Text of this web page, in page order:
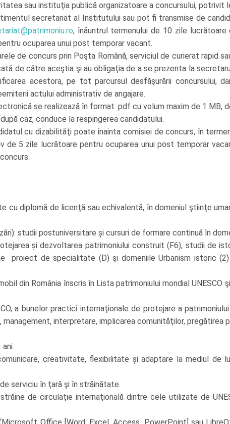
sau instituţia publică organizatoare a concursului, potrivit
secretariat al Institutului sau pot fi transmise de
, înăuntrul termenului de 10 zile
ocuparea unui post temporar vacant.
de concurs prin Poşta Română, serviciul de curierat rapid
de către aceştia şi au obligaţia de a se prezenta la
acestora, pe tot parcursul desfăşurării concursului,
actului administrativ de angajare.
se realizează în format .pdf cu volum maxim de 1 MB,
caz, conduce la respingerea candidatului.
cu dizabilităţi poate înainta comisiei de concurs, în
de 5 zile lucrătoare pentru ocuparea unui post temporar
cu diplomă de licenţă sau echivalentă, în domeniul ştiinţe
studii postuniversitare și cursuri de formare continuă în
și dezvoltarea patrimoniului construit (F6), studii de
proiect de specialitate (D) şi domeniile Urbanism istoric
din România înscris în Lista patrimoniului mondial
a bunelor practici internaţionale de protejare a
interpretare, implicarea comunităţilor, pregătirea
creativitate, flexibilitate și adaptare la mediul de
serviciu în ţară şi în străinătate.
de circulaţie internaţională dintre cele utilizate de